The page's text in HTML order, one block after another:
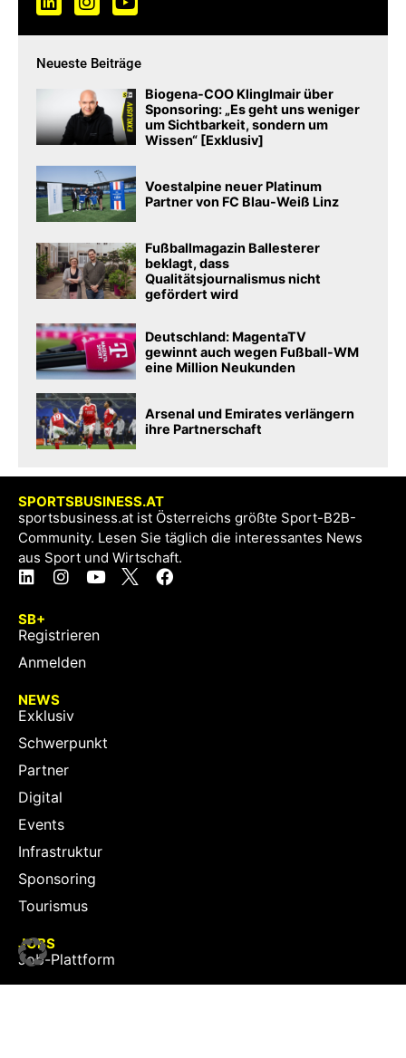
Neueste Beiträge
Biogena-COO Klinglmair über
Sponsoring: „Es geht uns weniger
um Sichtbarkeit, sondern um
Wissen“ [Exklusiv]
Voestalpine neuer Platinum
Partner von FC Blau-Weiß Linz
Fußballmagazin Ballesterer
beklagt, dass
Qualitätsjournalismus nicht
gefördert wird
Deutschland: MagentaTV
gewinnt auch wegen Fußball-WM
eine Million Neukunden
Arsenal und Emirates verlängern
ihre Partnerschaft
SPORTSBUSINESS.AT
sportsbusiness.at ist Österreichs größte Sport-B2B-
Community. Lesen Sie täglich die interessantes News
aus Sport und Wirtschaft.
SB+
Registrieren
Anmelden
NEWS
Exklusiv
Schwerpunkt
Partner
Digital
Events
Infrastruktur
Sponsoring
Tourismus
JOBS
Job-Plattform